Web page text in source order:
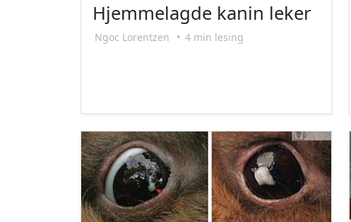
Hjemmelagde kanin leker
Ngoc Lorentzen • 4 min lesing